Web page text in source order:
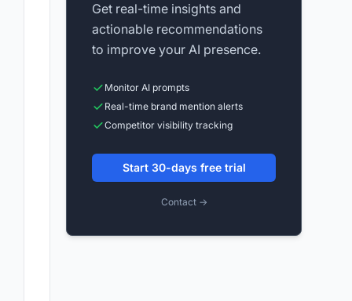
Get real-time insights and
actionable recommendations
to improve your AI presence.
Monitor AI prompts
Real-time brand mention alerts
Competitor visibility tracking
Start 30-days free trial
Contact →